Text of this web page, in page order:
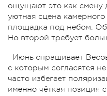
ощущают это как смену
уютная сцена камерного
площадка под небом.
Но второй требует
Июнь спрашивает
с которым согласятся
часто избегает
именно чёткая позиция